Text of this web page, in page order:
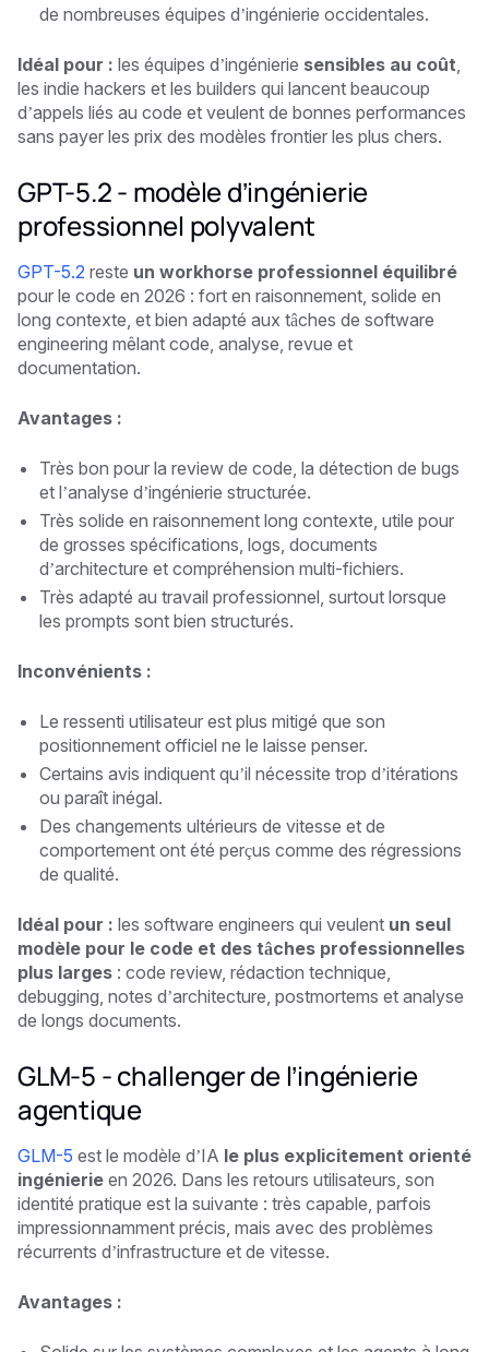
de nombreuses équipes d’ingénierie occidentales.
Idéal pour : les équipes d’ingénierie sensibles au coût
les indie hackers et les builders qui lancent beaucoup
d’appels liés au code et veulent de bonnes performances
sans payer les prix des modèles frontier les plus chers.
GPT-5.2 - modèle d’ingénierie
professionnel polyvalent
GPT-5.2 reste un workhorse professionnel équilibré
pour le code en 2026 : fort en raisonnement, solide en
long contexte, et bien adapté aux tâches de software
engineering mêlant code, analyse, revue et
documentation.
Avantages :
Très bon pour la review de code, la détection de bugs
et l’analyse d’ingénierie structurée.
Très solide en raisonnement long contexte, utile pour
de grosses spécifications, logs, documents
d’architecture et compréhension multi-fichiers.
Très adapté au travail professionnel, surtout lorsque
les prompts sont bien structurés.
Inconvénients :
Le ressenti utilisateur est plus mitigé que son
positionnement officiel ne le laisse penser.
Certains avis indiquent qu’il nécessite trop d’itérations
ou paraît inégal.
Des changements ultérieurs de vitesse et de
comportement ont été perçus comme des régressions
de qualité.
Idéal pour : les software engineers qui veulent un seul
modèle pour le code et des tâches professionnelles
plus larges : code review, rédaction technique,
debugging, notes d’architecture, postmortems et analyse
de longs documents.
GLM-5 - challenger de l’ingénierie
agentique
GLM-5 est le modèle d’IA le plus explicitement orienté
ingénierie en 2026. Dans les retours utilisateurs, son
identité pratique est la suivante : très capable, parfois
impressionnamment précis, mais avec des problèmes
récurrents d’infrastructure et de vitesse.
Avantages :